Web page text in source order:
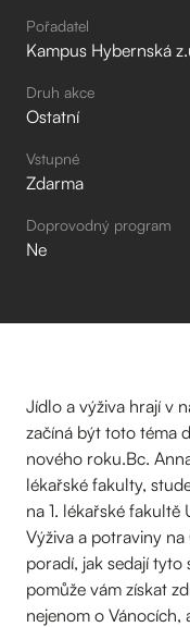
Pořadatel
Kampus Hybernská
Druh akce
Ostatní
Vstupné
Zdarma
Doprovodný program
Ne
Jídlo a výživa hrají v
začíná být toto téma
nového roku.Bc.
lékařské fakulty,
na 1. lékařské
Výživa a potraviny
poradí, jak sedají
pomůže vám získat
nejenom o